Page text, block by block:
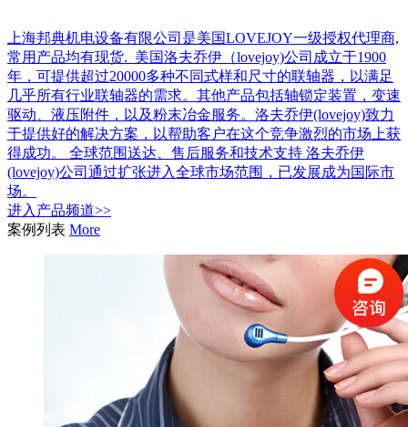
上海邦典机电设备有限公司是美国LOVEJOY一级授权代理商,
常用产品均有现货. 美国洛夫乔伊（lovejoy)公司成立于1900
年，可提供超过20000多种不同式样和尺寸的联轴器，以满足
几乎所有行业联轴器的需求。其他产品包括轴锁定装置，变速
驱动、液压附件，以及粉末冶金服务。洛夫乔伊(lovejoy)致力
于提供好的解决方案，以帮助客户在这个竞争激烈的市场上获
得成功。 全球范围送达、售后服务和技术支持 洛夫乔伊
(lovejoy)公司通过扩张进入全球市场范围，已发展成为国际市
场。
进入 产品频道>>
案例列表 More